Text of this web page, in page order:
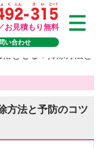
お見積もり無料
い合わせ
方法と予防のコツ